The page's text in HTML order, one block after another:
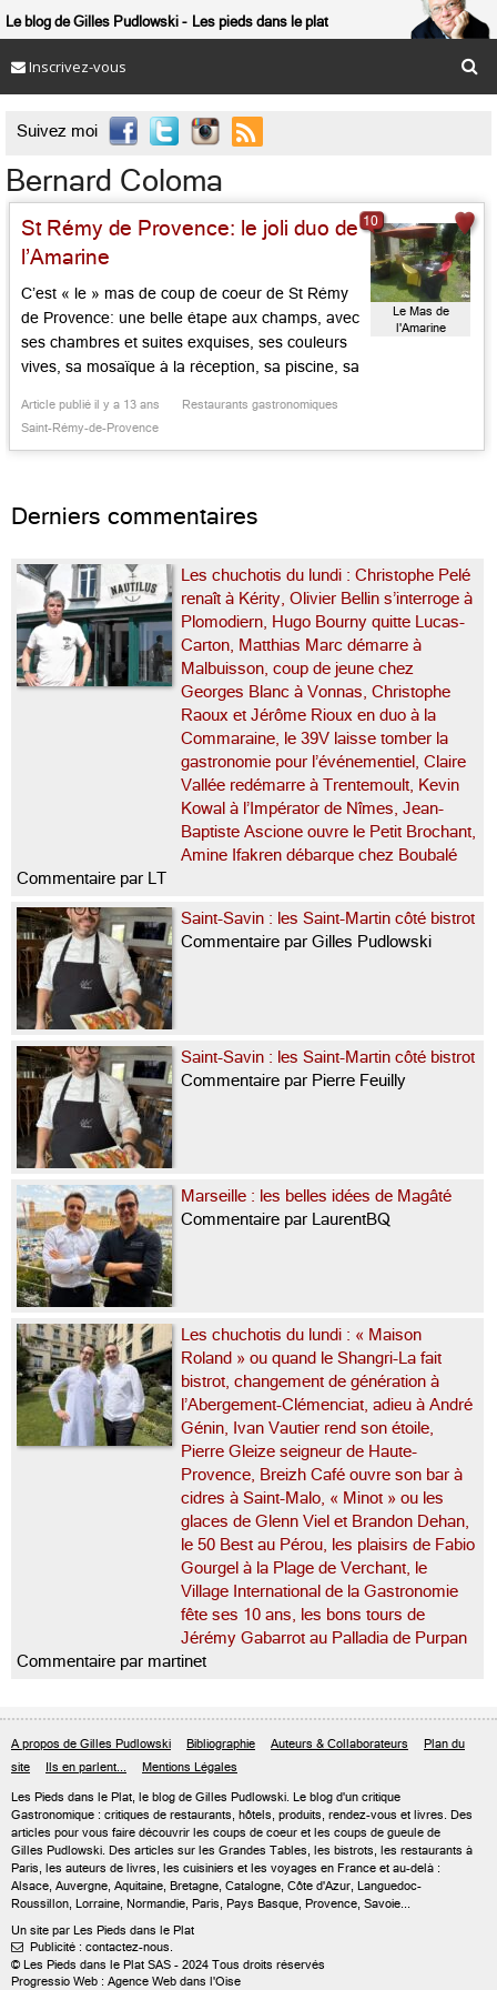
Le blog de Gilles Pudlowski Les pieds dans le plat
Inscrivez-vous
Suivez moi 
Bernard Coloma
St Rémy de Provence: le joli duo de
l’Amarine
C’est « le » mas de coup de coeur de St Rémy
de Provence: une belle étape aux champs, avec
ses chambres et suites exquises, ses couleurs
vives, sa mosaïque à la réception, sa piscine, sa
cuisine ouverte qui donne le sentiment d’être
(presque) chez soi. Sinon mieux! […]...
Article publié il y a 13 ans
Restaurants gastronomiques
Saint-Rémy-de-Provence
Le Mas de
l'Amarine
10
Derniers commentaires
Les chuchotis du lundi : Christophe Pelé
renaît à Kérity, Olivier Bellin s’interroge à
Plomodiern, Hugo Bourny quitte Lucas-
Carton, Matthias Marc démarre à
Malbuisson, coup de jeune chez
Georges Blanc à Vonnas, Christophe
Raoux et Jérôme Rioux en duo à la
Commaraine, le 39V laisse tomber la
gastronomie pour l’événementiel, Claire
Vallée redémarre à Trentemoult, Kevin
Kowal à l’Impérator de Nîmes, Jean-
Baptiste Ascione ouvre le Petit Brochant,
Amine Ifakren débarque chez Boubalé
Commentaire par LT
Saint-Savin : les Saint-Martin côté bistrot
Commentaire par Gilles Pudlowski
Saint-Savin : les Saint-Martin côté bistrot
Commentaire par Pierre Feuilly
Marseille : les belles idées de Magâté
Commentaire par LaurentBQ
Les chuchotis du lundi : « Maison
Roland » ou quand le Shangri-La fait
bistrot, changement de génération à
l’Abergement-Clémenciat, adieu à André
Génin, Ivan Vautier rend son étoile,
Pierre Gleize seigneur de Haute-
Provence, Breizh Café ouvre son bar à
cidres à Saint-Malo, « Minot » ou les
glaces de Glenn Viel et Brandon Dehan,
le 50 Best au Pérou, les plaisirs de Fabio
Gourgel à la Plage de Verchant, le
Village International de la Gastronomie
fête ses 10 ans, les bons tours de
Jérémy Gabarrot au Palladia de Purpan
Commentaire par martinet
A propos de Gilles Pudlowski Bibliographie Auteurs & Collaborateurs
Plan du
site
Ils en parlent... Mentions Légales
Les Pieds dans le Plat, le blog de Gilles Pudlowski. Le blog d'un critique
Gastronomique : critiques de restaurants, hôtels, produits, rendez-vous et livres. Des
articles pour vous faire découvrir les coups de coeur et les coups de gueule de
Gilles Pudlowski. Des articles sur les Grandes Tables, les bistrots, les restaurants à
Paris, les auteurs de livres, les cuisiniers et les voyages en France et au-delà :
Alsace, Auvergne, Aquitaine, Bretagne, Catalogne, Côte d'Azur, Languedoc-
Roussillon, Lorraine, Normandie, Paris, Pays Basque, Provence, Savoie...
Un site par Les Pieds dans le Plat
 Publicité : contactez-nous.
© Les Pieds dans le Plat SAS - 2024 Tous droits réservés
Progressio Web : Agence Web dans l'Oise